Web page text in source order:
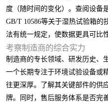
度（随时间的变化）。查阅设备
GB/T 10586等关于湿热试验箱
法有统一规定，使数据更具可比性
考察制造商的综合实力
制造商的专长领域、研发历史、
一个长期专注于环境试验设备或
往更深厚。了解其关键部件的供
牌。同时，售后服务体系是否完